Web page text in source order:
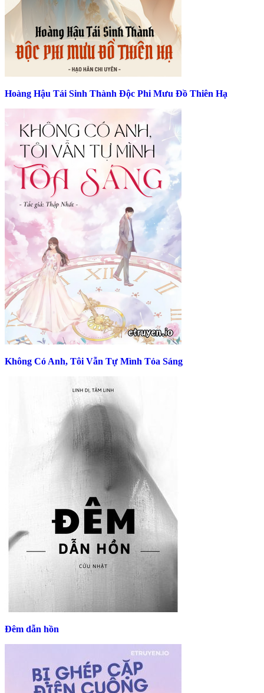
Hoàng Hậu Tái Sinh Thành Độc Phi Mưu Đồ Thiên Hạ
Không Có Anh, Tôi Vẫn Tự Mình Tỏa Sáng
Đêm dẫn hồn